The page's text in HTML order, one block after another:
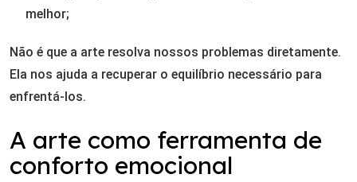
melhor;
Não é que a arte resolva nossos problemas diretamente.
Ela nos ajuda a recuperar o equilíbrio necessário para
enfrentá-los.
A arte como ferramenta de
conforto emocional